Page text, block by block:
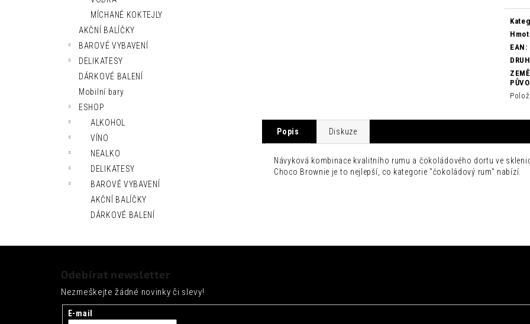
MÍCHANÉ KOKTEJLY
AKČNÍ BALÍČKY
BAROVÉ VYBAVENÍ
DELIKATESY
DÁRKOVÉ BALENÍ
Mobilní bary
ESHOP
ALKOHOL
VÍNO
NEALKO
DELIKATESY
BAROVÉ VYBAVENÍ
AKČNÍ BALÍČKY
DÁRKOVÉ BALENÍ
cena:
EAN :
DRUH
ZEMĚ
Popis Diskuze
Návyková kombinace kvalitního rumu a čokoládového dortu ve
Choco Brownie je to nejlepší, co kategorie "čokoládový rum" nabízí.
Odebírat newsletter
Nezmeškejte žádné novinky či slevy!
E-mail